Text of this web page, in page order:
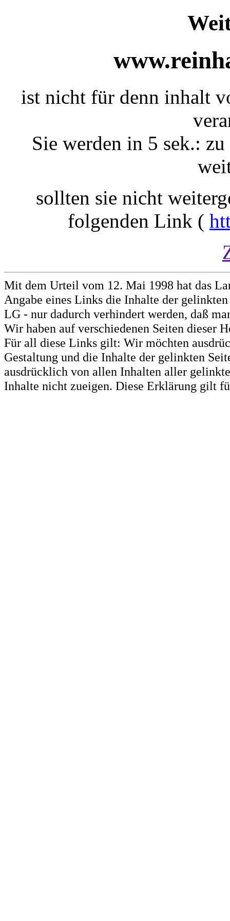
ist nicht für denn inhalt
Sie werden in 5 sek.:
sollten sie nicht
folgenden Link (
Mit dem Urteil vom 12. Mai 1998 hat das
Angabe eines Links die Inhalte der
LG - nur dadurch verhindert werden, daß
Wir haben auf verschiedenen Seiten dieser
Für all diese Links gilt: Wir möchten
Gestaltung und die Inhalte der gelinkten
ausdrücklich von allen Inhalten aller
Inhalte nicht zueigen. Diese Erklärung gilt